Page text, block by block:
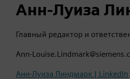
Анн-Луиза
Главный редактор и
Ann-
Анн-Луиза Линдмарк | LinkedIn